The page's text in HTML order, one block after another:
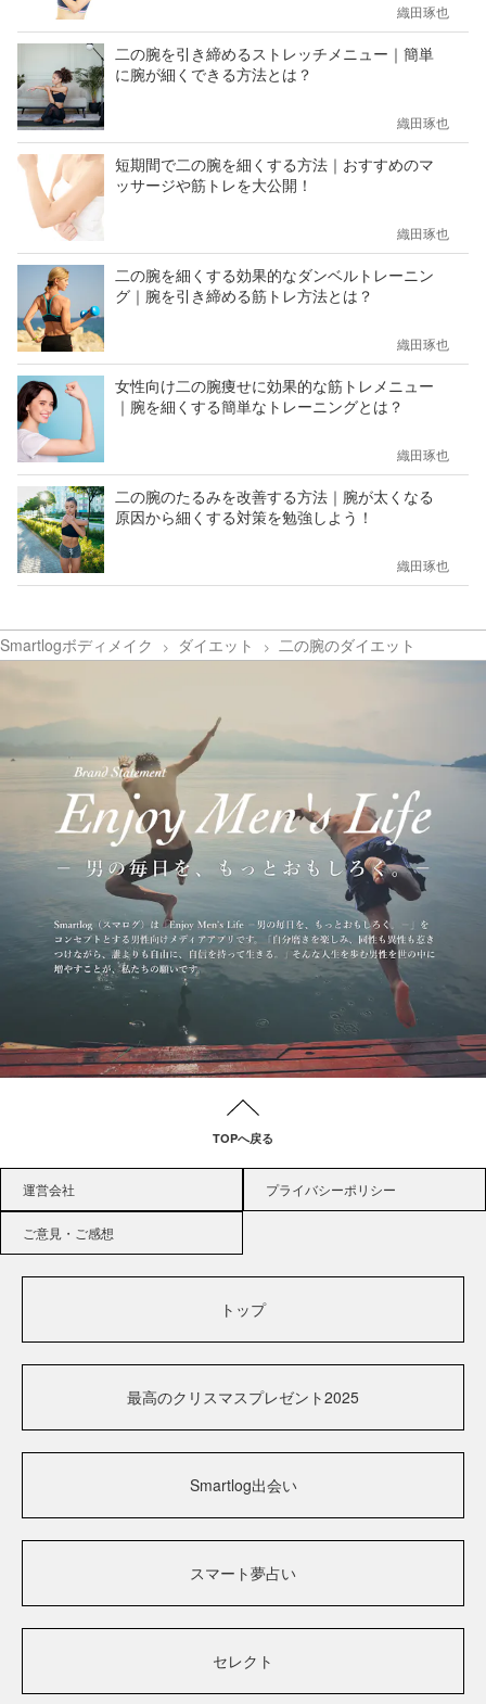
織田琢也
二の腕を引き締めるストレッチメニュー｜簡単
に腕が細くできる方法とは？
織田琢也
短期間で二の腕を細くする方法｜おすすめのマ
ッサージや筋トレを大公開！
織田琢也
二の腕を細くする効果的なダンベルトレーニン
グ｜腕を引き締める筋トレ方法とは？
織田琢也
女性向け二の腕痩せに効果的な筋トレメニュー
｜腕を細くする簡単なトレーニングとは？
織田琢也
二の腕のたるみを改善する方法｜腕が太くなる
原因から細くする対策を勉強しよう！
織田琢也
Smartlogボディメイク ダイエット 二の腕のダイエット
TOPへ戻る
運営会社 プライバシーポリシー
ご意見・ご感想
トップ
最高のクリスマスプレゼント2025
Smartlog出会い
スマート夢占い
セレクト